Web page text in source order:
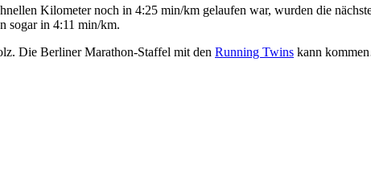
Kilometer noch in 4:25 min/km gelaufen war, wurden die
sogar in 4:11 min/km.
Die Berliner Marathon-Staffel mit den Running Twins kann